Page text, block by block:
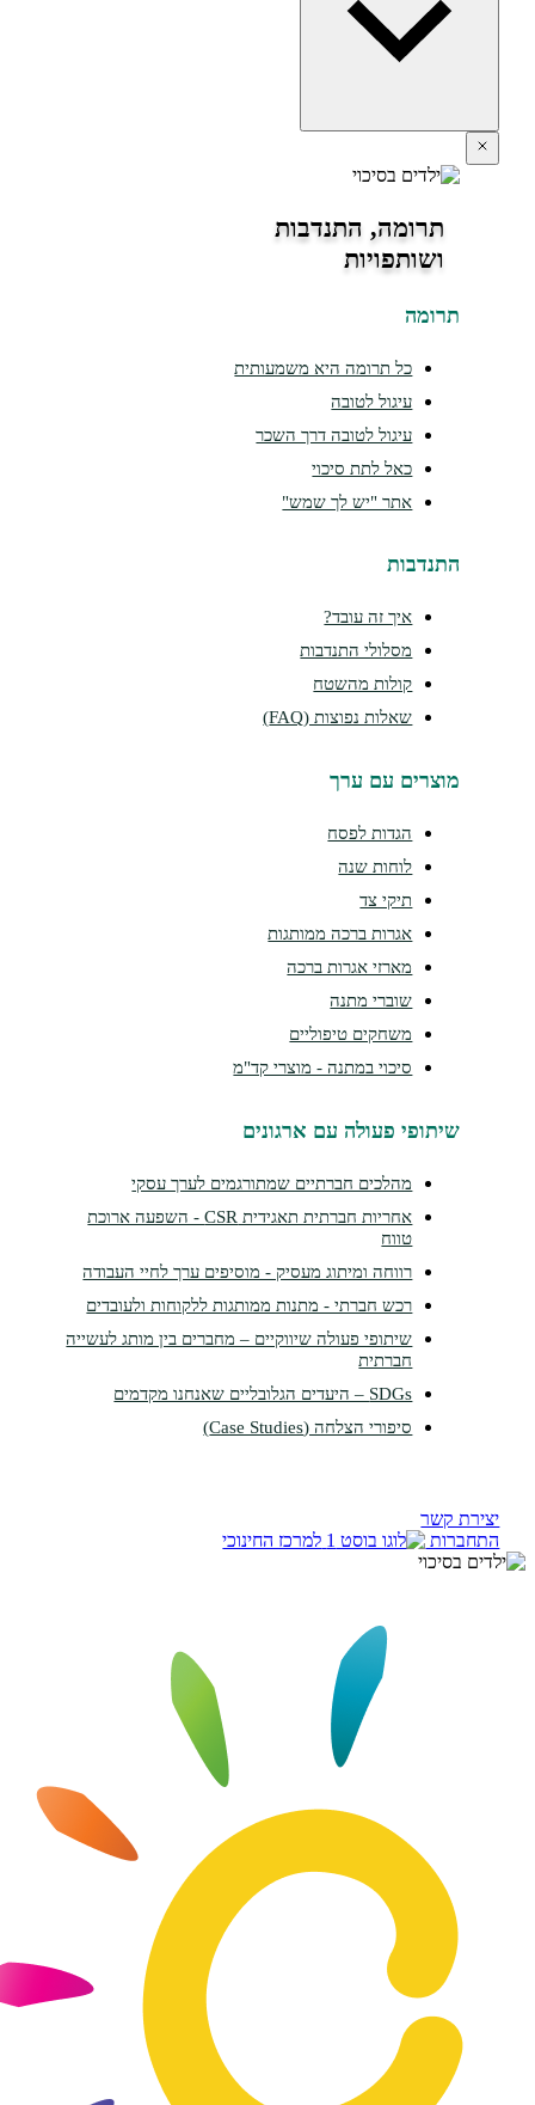
תרומה, התנדבות
ושותפויות
כל תרומה היא משמעותית
עיגול לטובה
עיגול לטובה דרך השכר
כאל לתת סיכוי
אתר "יש לך שמש"
איך זה עובד?
מסלולי התנדבות
קולות מהשטח
שאלות נפוצות (FAQ)
עם ערך
הגדות לפסח
לוחות שנה
אגרות ברכה ממותגות
מארזי אגרות ברכה
שוברי מתנה
משחקים טיפוליים
סיכוי במתנה - מוצרי קד"מ
פעולה עם ארגונים
מהלכים חברתיים שמתורגמים לערך עסקי
אחריות חברתית תאגידית CSR - השפעה ארוכת
רווחה ומיתוג מעסיק - מוסיפים ערך לחיי העבודה
רכש חברתי - מתנות ממותגות ללקוחות ולעובדים
שיתופי פעולה שיווקיים – מחברים בין מותג לעשייה
סיפורי הצלחה (Case Studies)
למרכז החינוכי